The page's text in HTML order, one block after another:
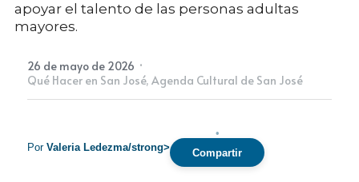
Newsletter
apoyar el talento de las personas adultas
mayores.
26 de mayo de 2026 ·
Qué Hacer en San José, Agenda Cultural de San José
Por Valeria Ledezma/strong>
•
Compartir